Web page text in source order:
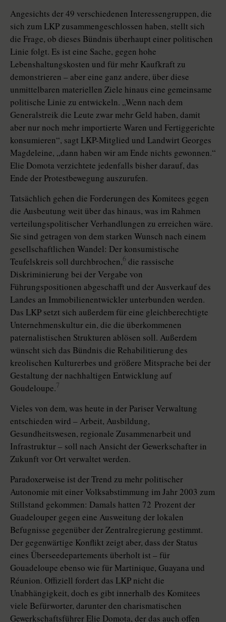
Angesichts der 49 verschiedenen Interessengruppen, die
sich zum LKP zusammengeschlossen haben, stellt sich
die Frage, ob dieses Bündnis überhaupt einer politischen
Linie folgt. Es ist eine Sache, gegen hohe
Lebenshaltungskosten und für mehr Kaufkraft zu
demonstrieren – aber eine ganz andere, über diese
unmittelbaren materiellen Ziele hinaus eine gemeinsame
politische Linie zu entwickeln. „Wenn nach dem
Generalstreik die Leute zwar mehr Geld haben, damit
aber nur noch mehr importierte Waren und Fertiggerichte
konsumieren“, sagt LKP-Mitglied und Landwirt Georges
Magdeleine, „dann haben wir am Ende nichts gewonnen.“
Elie Domota verzichtete jedenfalls bisher darauf, das
Ende der Protestbewegung auszurufen.
Tatsächlich gehen die Forderungen des Komitees gegen
die Ausbeutung weit über das hinaus, was im Rahmen
verteilungspolitischer Verhandlungen zu erreichen wäre.
Sie sind getragen von dem starken Wunsch nach einem
gesellschaftlichen Wandel: Der konsumistische
Teufelskreis soll durchbrochen,6 die rassische
Diskriminierung bei der Vergabe von
Führungspositionen abgeschafft und der Ausverkauf des
Landes an Immobilienentwickler unterbunden werden.
Das LKP setzt sich außerdem für eine gleichberechtigte
Unternehmenskultur ein, die die überkommenen
paternalistischen Strukturen ablösen soll. Außerdem
wünscht sich das Bündnis die Rehabilitierung des
kreolischen Kulturerbes und größere Mitsprache bei der
Gestaltung der nachhaltigen Entwicklung auf
Goudeloupe.7
Vieles von dem, was heute in der Pariser Verwaltung
entschieden wird – Arbeit, Ausbildung,
Gesundheitswesen, regionale Zusammenarbeit und
Infrastruktur – soll nach Ansicht der Gewerkschafter in
Zukunft vor Ort verwaltet werden.
Paradoxerweise ist der Trend zu mehr politischer
Autonomie mit einer Volksabstimmung im Jahr 2003 zum
Stillstand gekommen: Damals hatten 72 Prozent der
Guadelouper gegen eine Ausweitung der lokalen
Befugnisse gegenüber der Zentralregierung gestimmt.
Der gegenwärtige Konflikt zeigt aber, dass der Status
eines Überseedepartements überholt ist – für
Gouadeloupe ebenso wie für Martinique, Guayana und
Réunion. Offiziell fordert das LKP nicht die
Unabhängigkeit, doch es gibt innerhalb des Komitees
viele Befürworter, darunter den charismatischen
Gewerkschaftsführer Elie Domota, der das auch offen